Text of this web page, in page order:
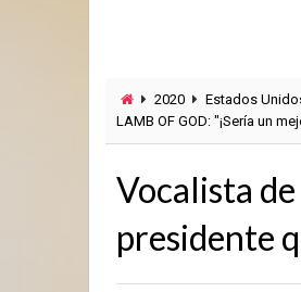
2020 Estados
LAMB OF GOD: "¡Sería un
Vocalista
presidente